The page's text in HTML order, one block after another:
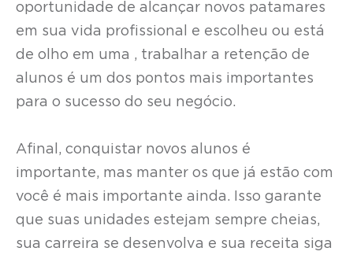
oportunidade de alcançar novos patamares
em sua vida profissional e escolheu ou está
de olho em uma , trabalhar a retenção de
alunos é um dos pontos mais importantes
para o sucesso do seu negócio.
Afinal, conquistar novos alunos é
importante, mas manter os que já estão com
você é mais importante ainda. Isso garante
que suas unidades estejam sempre cheias,
sua carreira se desenvolva e sua receita siga